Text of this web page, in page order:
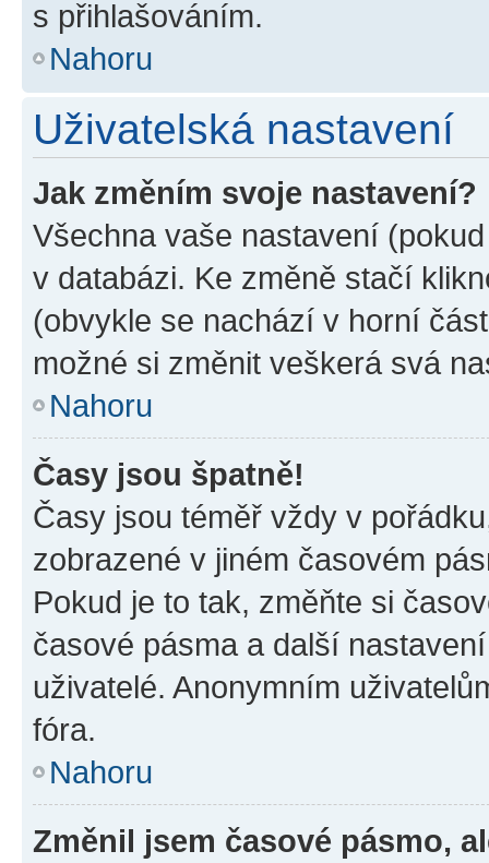
s přihlašováním.
Nahoru
Uživatelská nastavení
Jak změním svoje nastavení?
Všechna vaše nastavení
v databázi. Ke změně stačí
(obvykle se nachází v horní
možné si změnit veškerá svá
Nahoru
Časy jsou špatně!
Časy jsou téměř vždy v
zobrazené v jiném časovém
Pokud je to tak, změňte si
časové pásma a další
uživatelé. Anonymním
fóra.
Nahoru
Změnil jsem časové pásmo,